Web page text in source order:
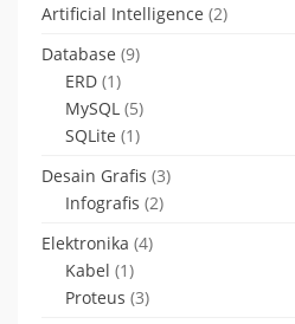
Artificial Intelligence (2)
Database (9)
ERD (1)
MySQL (5)
SQLite (1)
Desain Grafis (3)
Infografis (2)
Elektronika (4)
Kabel (1)
Proteus (3)